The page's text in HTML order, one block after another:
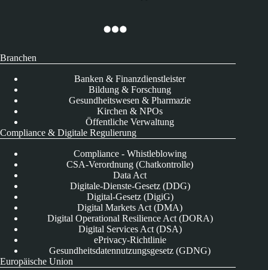
Branchen
Banken & Finanzdienstleister
Bildung & Forschung
Gesundheitswesen & Pharmazie
Kirchen & NPOs
Öffentliche Verwaltung
Compliance & Digitale Regulierung
Compliance - Whistleblowing
CSA-Verordnung (Chatkontrolle)
Data Act
Digitale-Dienste-Gesetz (DDG)
Digital-Gesetz (DigiG)
Digital Markets Act (DMA)
Digital Operational Resilience Act (DORA)
Digital Services Act (DSA)
ePrivacy-Richtlinie
Gesundheitsdatennutzungsgesetz (GDNG)
Europäische Union